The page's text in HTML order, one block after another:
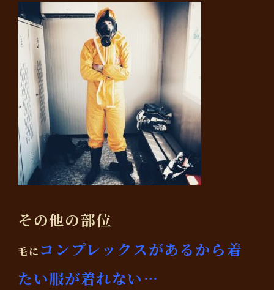
その他の部位
毛に コンプレックスがあるから着
たい服が着れない…